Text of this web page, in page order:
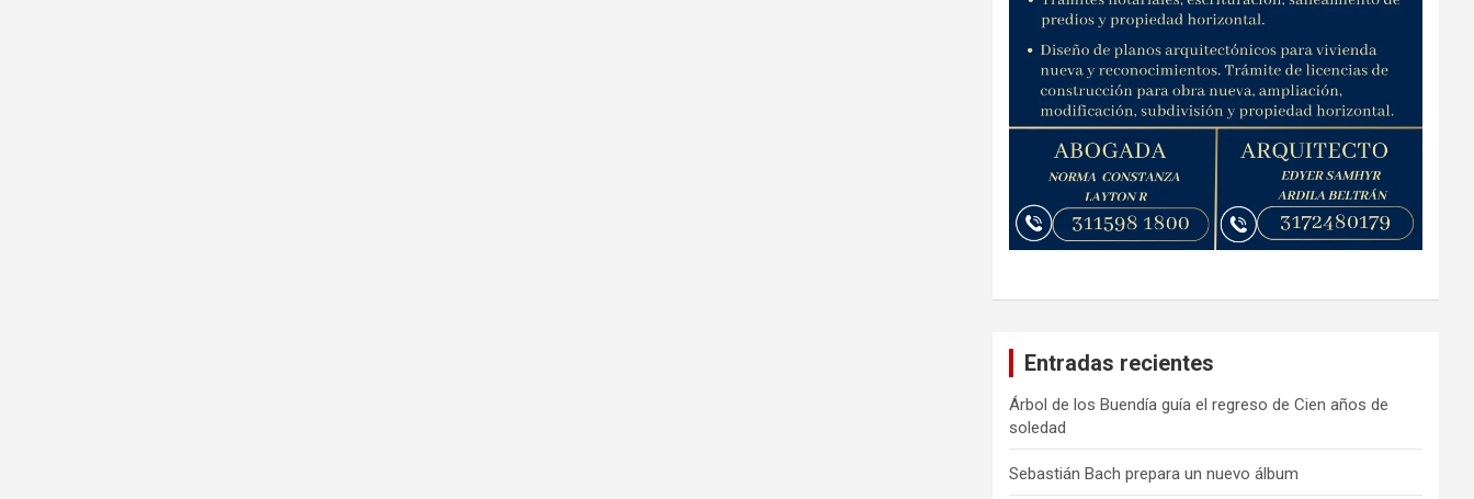
Entradas recientes
Árbol de los Buendía guía el regreso de Cien años de
soledad
Sebastián Bach prepara un nuevo álbum